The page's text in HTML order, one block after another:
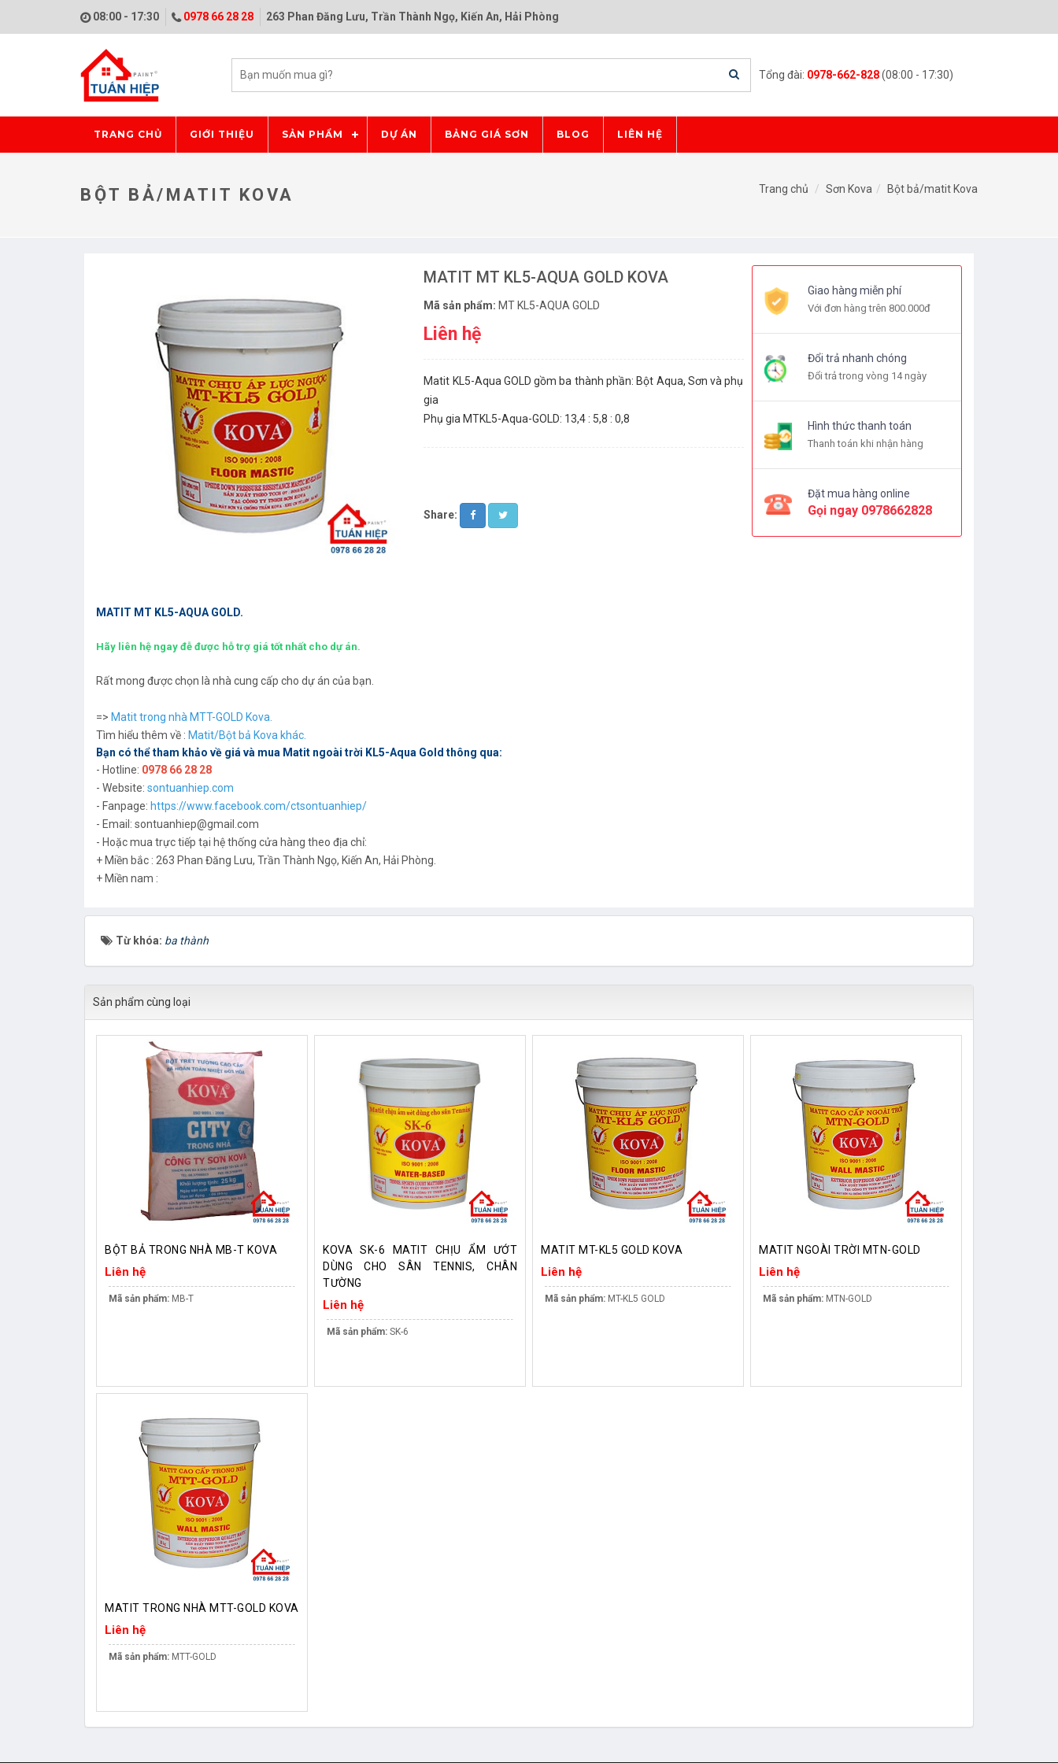
08:00 - 17:30 0978 66 28 28 263 Phan Đăng Lưu, Trần Thành Ngọ, Kiến An, Hải Phòng
Tổng đài: 0978-662-828(08:00 - 17:30)
TRANG CHỦ GIỚI THIỆU SẢN PHẨM DỰ ÁN BẢNG GIÁ SƠN BLOG LIÊN HỆ
BỘT BẢ/MATIT KOVA Trang chủ Sơn Kova Bột bả/matit Kova
MATIT MT KL5-AQUA GOLD KOVA
Mã sản phẩm: MT KL5-AQUA GOLD
Liên hệ
Matit KL5-Aqua GOLD gồm ba thành phần: Bột Aqua, Sơn và phụ
gia
Phụ gia MTKL5-Aqua-GOLD: 13,4 : 5,8 : 0,8
Share:
Giao hàng miễn phí
Với đơn hàng trên 800.000đ
Đổi trả nhanh chóng
Đổi trả trong vòng 14 ngày
Hình thức thanh toán
Thanh toán khi nhận hàng
Đặt mua hàng online
Gọi ngay 0978662828
MATIT MT KL5-AQUA GOLD.
Hãy liên hệ ngay đễ được hỗ trợ giá tốt nhất cho dự án.
Rất mong được chọn là nhà cung cấp cho dự án của bạn.
=> Matit trong nhà MTT-GOLD Kova.
Tìm hiểu thêm về : Matit/Bột bả Kova khác.
Bạn có thể tham khảo về giá và mua Matit ngoài trời KL5-Aqua Gold thông qua:
- Hotline: 0978 66 28 28
- Website: sontuanhiep.com
- Fanpage: https://www.facebook.com/ctsontuanhiep/
- Email: sontuanhiep@gmail.com
- Hoặc mua trực tiếp tại hệ thống cửa hàng theo địa chỉ:
+ Miền bắc : 263 Phan Đăng Lưu, Trần Thành Ngọ, Kiến An, Hải Phòng.
+ Miền nam :
Từ khóa: ba thành
Sản phẩm cùng loại
BỘT BẢ TRONG NHÀ MB-T KOVA
Liên hệ
Mã sản phẩm: MB-T
KOVA SK-6 MATIT CHỊU ẨM ƯỚT
DÙNG CHO SÂN TENNIS, CHÂN
TƯỜNG
Liên hệ
Mã sản phẩm: SK-6
MATIT MT-KL5 GOLD KOVA
Liên hệ
Mã sản phẩm: MT-KL5 GOLD
MATIT NGOÀI TRỜI MTN-GOLD
Liên hệ
Mã sản phẩm: MTN-GOLD
MATIT TRONG NHÀ MTT-GOLD KOVA
Liên hệ
Mã sản phẩm: MTT-GOLD